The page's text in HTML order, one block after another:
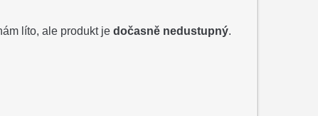
líto, ale produkt jedočasně nedustupný.